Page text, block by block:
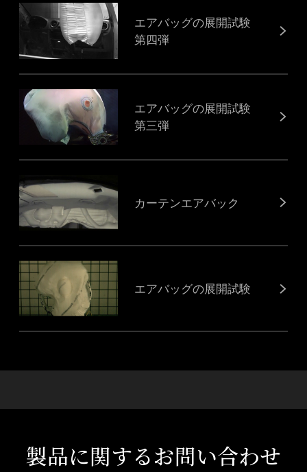
エアバッグの展開試験
第四弾
エアバッグの展開試験
第三弾
カーテンエアバック
エアバッグの展開試験
製品に関するお問い合わせ